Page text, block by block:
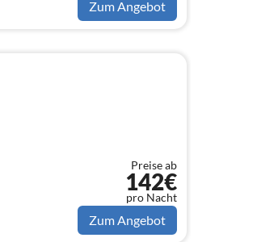
Zum Angebot
Preise ab
142€
pro Nacht
Zum Angebot